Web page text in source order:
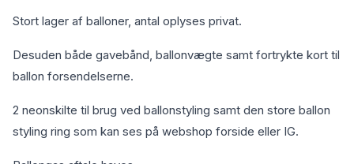
Stort lager af balloner, antal oplyses privat.
Desuden både gavebånd, ballonvægte samt fortrykte kort til
ballon forsendelserne.
2 neonskilte til brug ved ballonstyling samt den store ballon
styling ring som kan ses på webshop forside eller IG.